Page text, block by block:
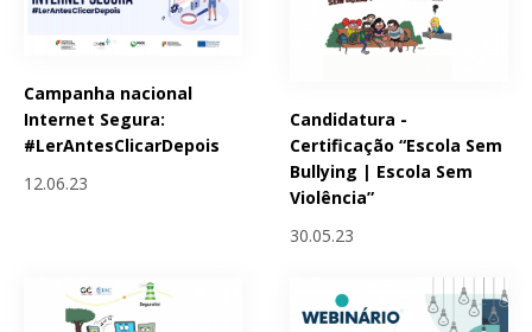
Campanha nacional
Internet Segura:
#LerAntesClicarDepois
12.06.23
Candidatura -
Certificação “Escola Sem
Bullying | Escola Sem
Violência”
30.05.23